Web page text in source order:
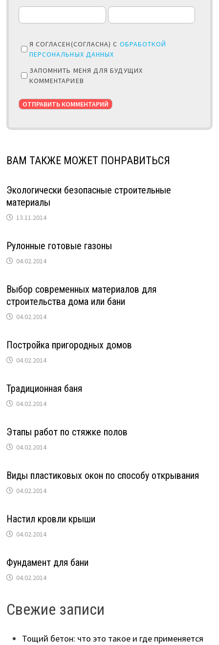
Я СОГЛАСЕН(СОГЛАСНА) С ОБРАБОТКОЙ
ПЕРСОНАЛЬНЫХ ДАННЫХ
ЗАПОМНИТЬ МЕНЯ ДЛЯ БУДУЩИХ
КОММЕНТАРИЕВ
ВАМ ТАКЖЕ МОЖЕТ ПОНРАВИТЬСЯ
Экологически безопасные строительные
материалы
13.11.2014
Рулонные готовые газоны
04.02.2014
Выбор современных материалов для
строительства дома или бани
04.02.2014
Постройка пригородных домов
04.02.2014
Традиционная баня
04.02.2014
Этапы работ по стяжке полов
04.02.2014
Виды пластиковых окон по способу открывания
04.02.2014
Настил кровли крыши
04.02.2014
Фундамент для бани
04.02.2014
Свежие записи
Тощий бетон: что это такое и где применяется